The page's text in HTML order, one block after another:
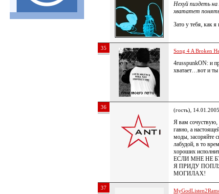
Нехуй пиздеть на
хвататет
Зато у тебя, как
35 Song 4 A Broken
4russpunkON: и
хватает…вот и
36 (гость),
Я вам сочуствую,
гавно, а
моды, засоряйте
лабудой, в то
хороших
ЕСЛИ МНЕ НЕ
Я ПРИДУ
МОГИЛАХ!
37